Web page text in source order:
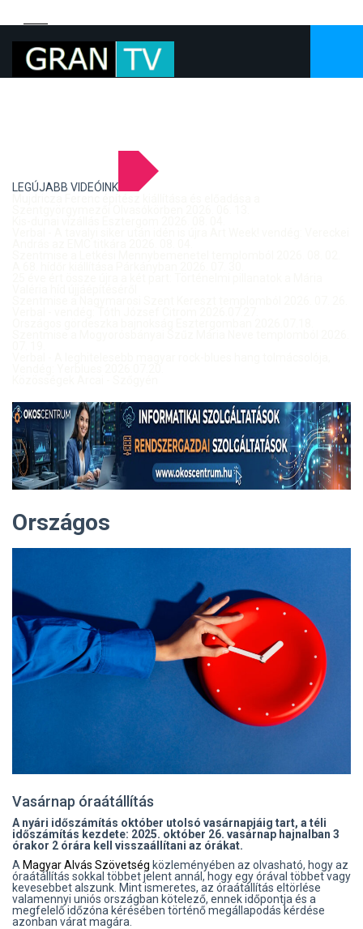
LEGÚJABB VIDEÓINK
Országos
Vasárnap óraátállítás
A nyári időszámítás október utolsó vasárnapjáig tart, a téli
időszámítás kezdete: 2025. október 26. vasárnap hajnalban 3
órakor 2 órára kell visszaállítani az órákat.
A Magyar Alvás Szövetség közleményében az olvasható, hogy az
óraátállítás sokkal többet jelent annál, hogy egy órával többet vagy
kevesebbet alszunk. Mint ismeretes, az óraátállítás eltörlése
valamennyi uniós országban kötelező, ennek időpontja és a
megfelelő időzóna kérésében történő megállapodás kérdése
azonban várat magára.